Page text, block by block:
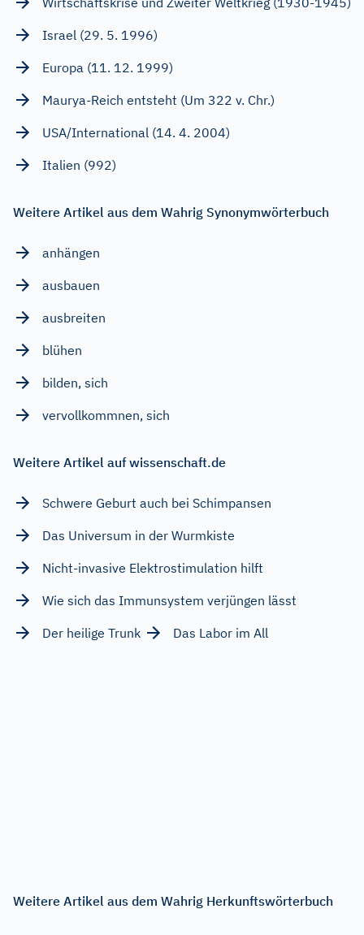
Israel (29. 5. 1996)
Europa (11. 12. 1999)
Maurya-Reich entsteht (Um 322 v. Chr.)
USA/International (14. 4. 2004)
Italien (992)
Weitere Artikel aus dem Wahrig Synonymwörterbuch
anhängen
ausbauen
ausbreiten
blühen
bilden, sich
vervollkommnen, sich
Weitere Artikel auf wissenschaft.de
Schwere Geburt auch bei Schimpansen
Das Universum in der Wurmkiste
Nicht-invasive Elektrostimulation hilft
Wie sich das Immunsystem verjüngen lässt
Der heilige Trunk
Das Labor im All
Weitere Artikel aus dem Wahrig Herkunftswörterbuch